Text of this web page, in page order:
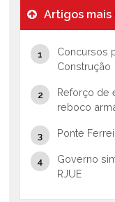
Artigos mais
Concursos
Construção
Reforço de
reboco
Ponte
Governo
RJUE